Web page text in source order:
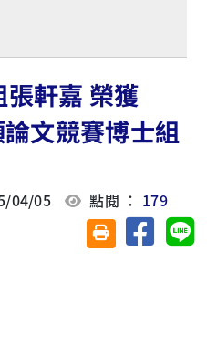
軒嘉 榮獲
文競賽博士組
04/05 點閱 ： 179
友善列印(另開視
分享至